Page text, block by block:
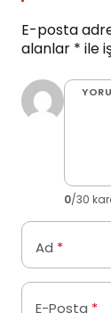
E-posta
alanlar * ile
0/30
Ad *
E-Posta *